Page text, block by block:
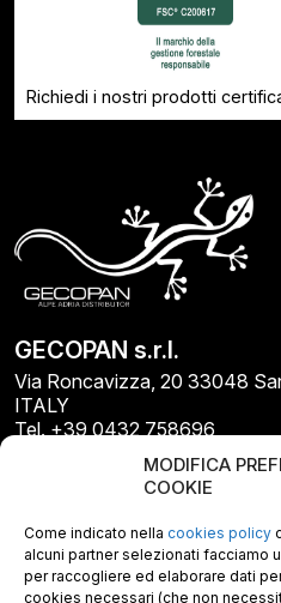
MODIFICA
COOKIE
Come indicato nella cookies policy
alcuni partner selezionati facciamo
per raccogliere ed elaborare dati
cookies necessari (che non
Richiedi i nostri prodotti
GECOPAN s.r.l.
Via Roncavizza, 20 33048
ITALY
Tel. +39 0432 758696
E-mail: info@gecopan.it
E-mail PEC: gecopan@pec.it
P.I. E C.F. 02487660306
N. REA UD 264834
Capitale sociale € 30.000